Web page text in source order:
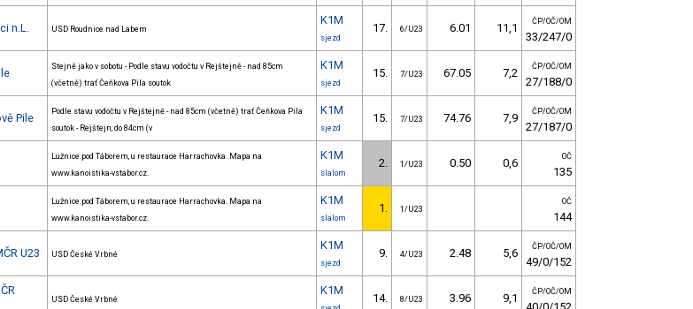
n.L. USD Roudnice nad Labem
K1M
sjezd
17. 6/U23 6.01 11,1 ČP/OČ/OM
33/247/0
Stejně jako v sobotu - Podle stavu vodočtu v Rejštejně - nad 85cm
(včetně) trať Čeňkova Pila soutok
K1M
sjezd
15. 7/U23 67.05 7,2 ČP/OČ/OM
27/188/0
Pile
Podle stavu vodočtu v Rejštejně - nad 85cm (včetně) trať Čeňkova Pila
soutok - Rejštejn, do 84cm (v
K1M
sjezd
15. 7/U23 74.76 7,9 ČP/OČ/OM
27/187/0
Lužnice pod Táborem, u restaurace Harrachovka. Mapa na
www.kanoistika-vstabor.cz.
K1M
slalom
2. 1/U23 0.50 0,6 OČ
135
Lužnice pod Táborem, u restaurace Harrachovka. Mapa na
www.kanoistika-vstabor.cz.
K1M
slalom
1. 1/U23
OČ
144
U23 USD České Vrbné
K1M
sjezd
9. 4/U23 2.48 5,6 ČP/OČ/OM
49/0/152
USD České Vrbné
K1M
14. 8/U23 3.96 9,1 ČP/OČ/OM